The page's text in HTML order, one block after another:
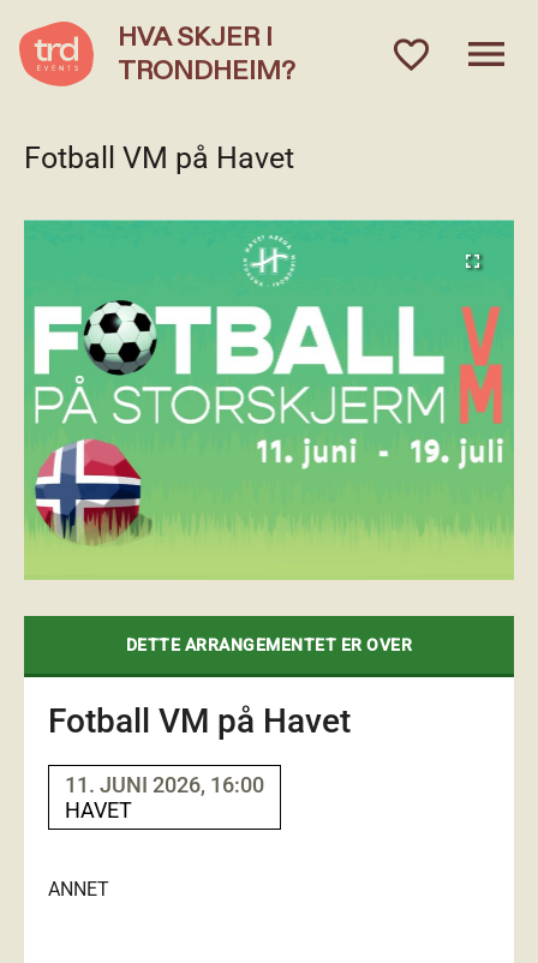
HVA SKJER I
TRONDHEIM?
favorite_outlinedmenu
Fotball VM på Havet
fullscreen
DETTE ARRANGEMENTET ER OVER
Fotball VM på Havet
11. JUNI 2026, 16:00
HAVET
ANNET